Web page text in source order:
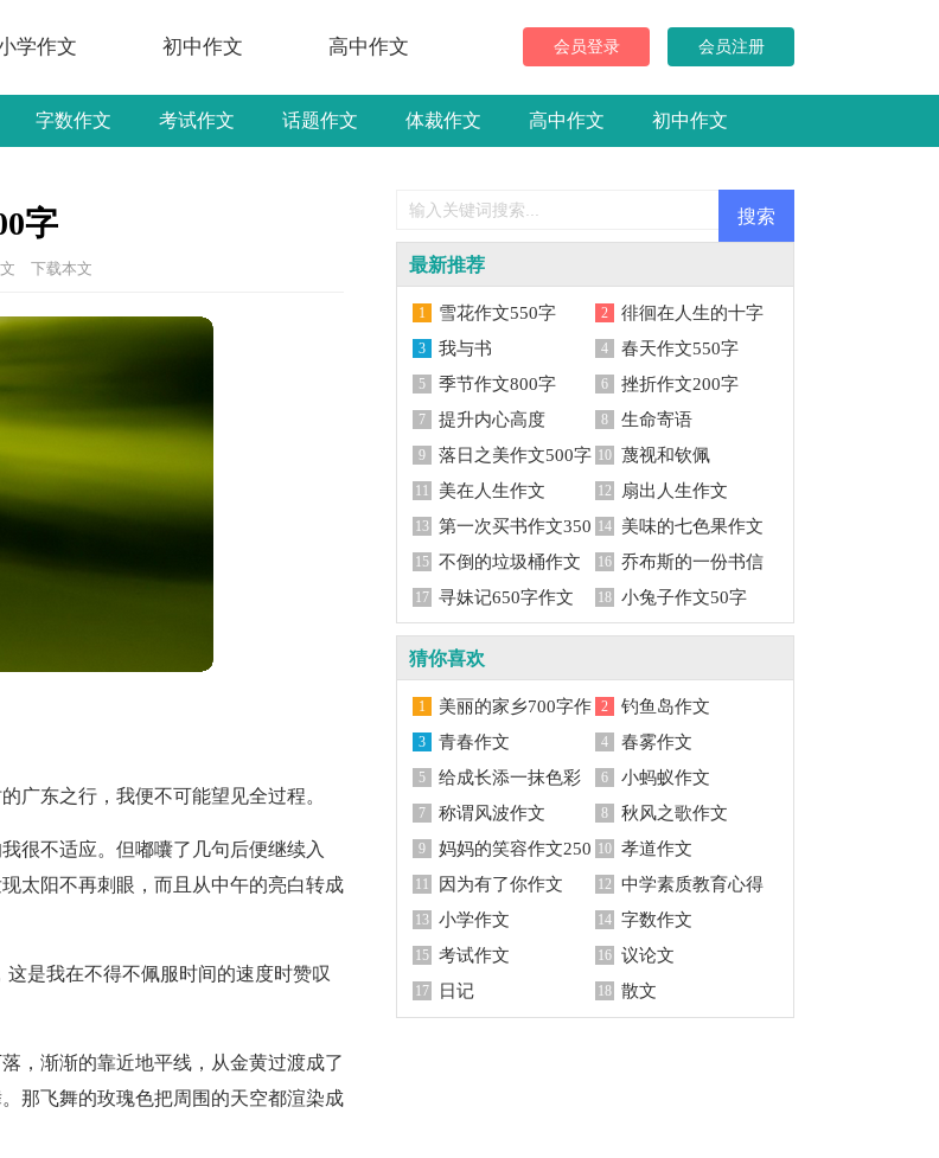
学作文 初中作文 高中作文 会员登录 会员注册
字数作文 考试作文 话题作文 体裁作文 高中作文 初中作文
字
下载本文
广东之行，我便不可能望见全过程。
很不适应。但嘟囔了几句后便继续入
太阳不再刺眼，而且从中午的亮白转成
是我在不得不佩服时间的速度时赞叹
，渐渐的靠近地平线，从金黄过渡成了
那飞舞的玫瑰色把周围的天空都渲染成
最新推荐
1 雪花作文550字 2
徘徊在人生的十字
路口作文
3 我与书 4 春天作文550字
5 季节作文800字 6 挫折作文200字
7 提升内心高度 8 生命寄语
9 落日之美作文500字 10 蔑视和钦佩
11 美在人生作文 12 扇出人生作文
13 第一次买书作文350
字
14
美味的七色果作文
500字
15 不倒的垃圾桶作文
550字
16 乔布斯的一份书信
作文1500字
17 寻妹记650字作文 18 小兔子作文50字
猜你喜欢
1
美丽的家乡700字作
文
2 钓鱼岛作文
3 青春作文 4 春雾作文
5 给成长添一抹色彩 6 小蚂蚁作文
7 称谓风波作文 8 秋风之歌作文
9
妈妈的笑容作文250
字
10 孝道作文
11 因为有了你作文 12
中学素质教育心得
体会
13 小学作文 14 字数作文
15 考试作文 16 议论文
17 日记 18 散文